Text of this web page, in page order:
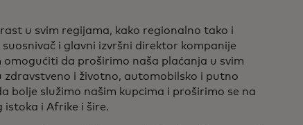
u svim regijama, kako regionalno tako i
i glavni izvršni direktor kompanije
omogućiti da proširimo naša plaćanja u svim
i životno, automobilsko i putno
bolje služimo našim kupcima i proširimo se na
istoka i Afrike i šire.